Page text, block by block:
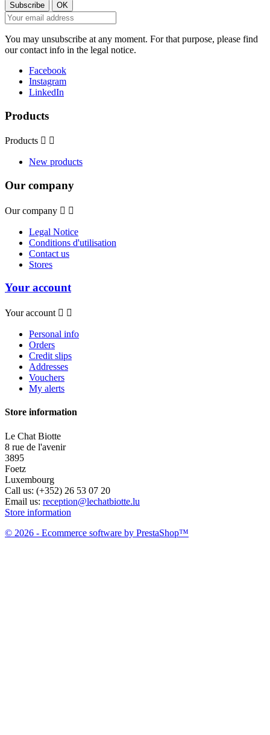
You may unsubscribe at any moment. For that purpose, please find
our contact info in the legal notice.
Facebook
Instagram
LinkedIn
Products
Products  
New products
Our company
Our company  
Legal Notice
Conditions d'utilisation
Contact us
Stores
Your account
Your account  
Personal info
Orders
Credit slips
Addresses
Vouchers
My alerts
Store information
Le Chat Biotte
8 rue de l'avenir
3895
Foetz
Luxembourg
Call us: (+352) 26 53 07 20
Email us: reception@lechatbiotte.lu
Store information
© 2026 - Ecommerce software by PrestaShop™